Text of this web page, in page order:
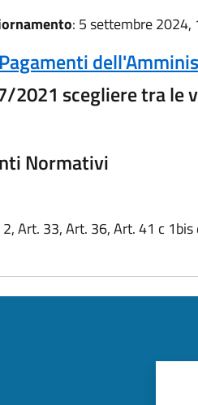
: 5 settembre 2024,
2021 scegliere tra le
Normativi
Art. 33, Art. 36, Art. 41 c